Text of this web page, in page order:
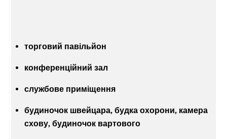
торговий павільйон
конференційний зал
службове приміщення
будиночок швейцара, будка охорони, камера
схову, будиночок вартового